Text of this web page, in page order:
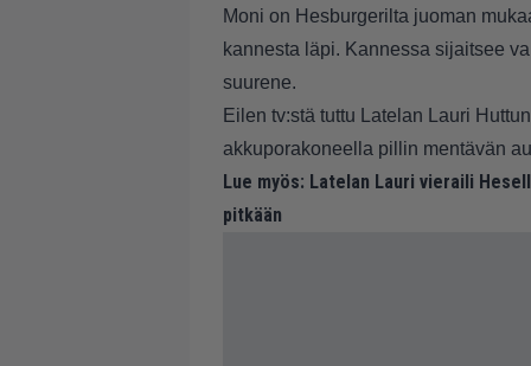
Moni on Hesburgerilta juoman
kannesta läpi. Kannessa sijaitsee
suurene.
Eilen tv:stä tuttu Latelan Lauri
akkuporakoneella pillin mentävän
Lue myös: Latelan Lauri vieraili
pitkään